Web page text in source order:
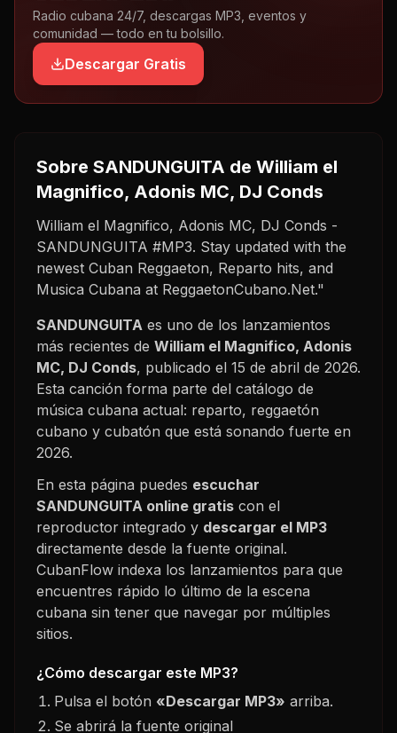
Radio cubana 24/7, descargas MP3, eventos y
comunidad — todo en tu bolsillo.
Descargar Gratis
Sobre SANDUNGUITA de William el
Magnifico, Adonis MC, DJ Conds
William el Magnifico, Adonis MC, DJ Conds -
SANDUNGUITA #MP3. Stay updated with the
newest Cuban Reggaeton, Reparto hits, and
Musica Cubana at ReggaetonCubano.Net."
SANDUNGUITA es uno de los lanzamientos
más recientes de William el Magnifico, Adonis
MC, DJ Conds, publicado el 15 de abril de 2026.
Esta canción forma parte del catálogo de
música cubana actual: reparto, reggaetón
cubano y cubatón que está sonando fuerte en
2026.
En esta página puedes escuchar
SANDUNGUITA online gratis con el
reproductor integrado y descargar el MP3
directamente desde la fuente original.
CubanFlow indexa los lanzamientos para que
encuentres rápido lo último de la escena
cubana sin tener que navegar por múltiples
sitios.
¿Cómo descargar este MP3?
Pulsa el botón «Descargar MP3» arriba.
Se abrirá la fuente original